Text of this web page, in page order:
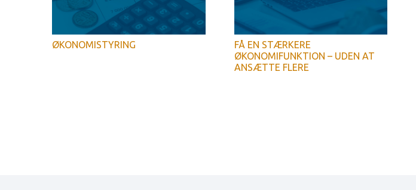
ØKONOMISTYRING
FÅ EN STÆRKERE
ØKONOMIFUNKTION – UDEN AT
ANSÆTTE FLERE